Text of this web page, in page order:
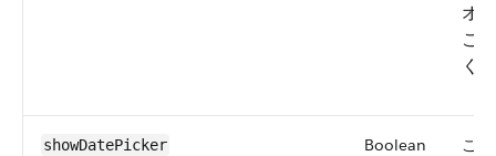
オ
こ
く
showDatePicker Boolean
こ